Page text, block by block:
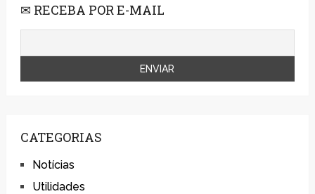
✉ RECEBA POR E-MAIL
CATEGORIAS
Notícias
Utilidades